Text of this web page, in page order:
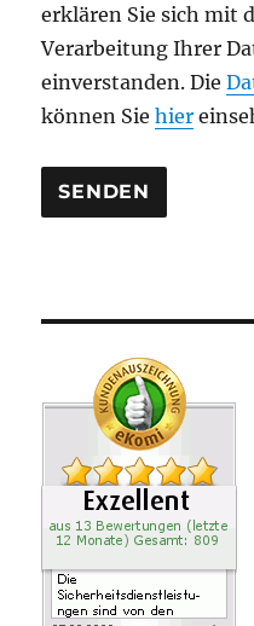
e
e
r
erklären Sie sich mit
Verarbeitung Ihrer
einverstanden. Die
können Siehier